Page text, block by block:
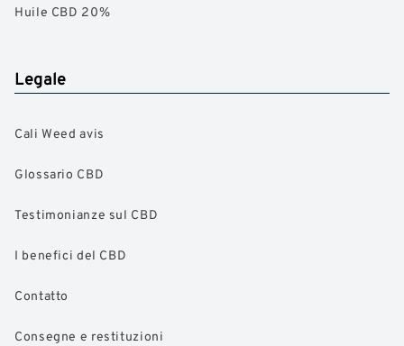
Huile CBD 20%
Legale
Cali Weed avis
Glossario CBD
Testimonianze sul CBD
I benefici del CBD
Contatto
Consegne e restituzioni